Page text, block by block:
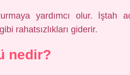
yardımcı olur. İştah
rahatsızlıkları giderir.
nedir?